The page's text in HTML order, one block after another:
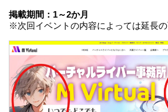
掲載期間：1～2か月
※次回イベントの内容によっては延長の